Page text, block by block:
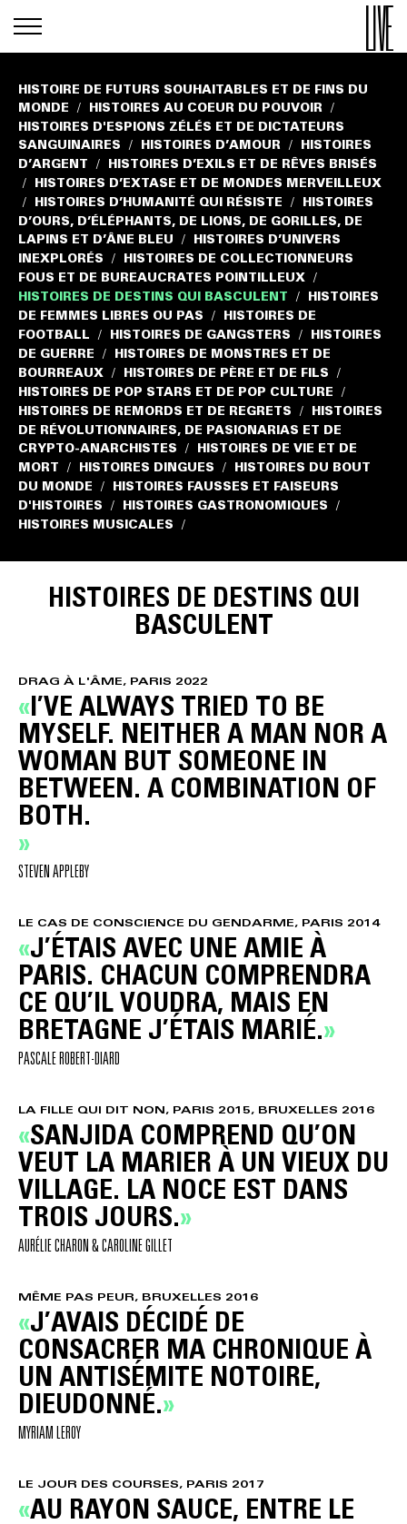
HISTOIRE DE FUTURS SOUHAITABLES ET DE FINS DU
MONDE
/ HISTOIRES AU COEUR DU POUVOIR /
HISTOIRES D'ESPIONS ZÉLÉS ET DE DICTATEURS
SANGUINAIRES
/ HISTOIRES D’AMOUR /
HISTOIRES
D’ARGENT
/ HISTOIRES D’EXILS ET DE RÊVES BRISÉS
/ HISTOIRES D’EXTASE ET DE MONDES MERVEILLEUX
/ HISTOIRES D’HUMANITÉ QUI RÉSISTE /
HISTOIRES
D’OURS, D’ÉLÉPHANTS, DE LIONS, DE GORILLES, DE
LAPINS ET D’ÂNE BLEU
/
HISTOIRES D’UNIVERS
INEXPLORÉS
/
HISTOIRES DE COLLECTIONNEURS
FOUS ET DE BUREAUCRATES POINTILLEUX /
HISTOIRES DE DESTINS QUI BASCULENT /
HISTOIRES
DE FEMMES LIBRES OU PAS
/
HISTOIRES DE
FOOTBALL
/ HISTOIRES DE GANGSTERS /
HISTOIRES
DE GUERRE
/
HISTOIRES DE MONSTRES ET DE
BOURREAUX / HISTOIRES DE PÈRE ET DE FILS /
HISTOIRES DE POP STARS ET DE POP CULTURE /
HISTOIRES DE REMORDS ET DE REGRETS /
HISTOIRES
DE RÉVOLUTIONNAIRES, DE PASIONARIAS ET DE
CRYPTO-ANARCHISTES
/
HISTOIRES DE VIE ET DE
MORT
/ HISTOIRES DINGUES /
HISTOIRES DU BOUT
DU MONDE
/
HISTOIRES FAUSSES ET FAISEURS
D'HISTOIRES
/ HISTOIRES GASTRONOMIQUES /
HISTOIRES MUSICALES /
HISTOIRES DE DESTINS QUI
BASCULENT
DRAG À L'ÂME, PARIS 2022
I’VE ALWAYS TRIED TO BE
MYSELF. NEITHER A MAN NOR A
WOMAN BUT SOMEONE IN
BETWEEN. A COMBINATION OF
BOTH.
STEVEN APPLEBY
LE CAS DE CONSCIENCE DU GENDARME, PARIS 2014
J’ÉTAIS AVEC UNE AMIE À
PARIS. CHACUN COMPRENDRA
CE QU’IL VOUDRA, MAIS EN
BRETAGNE J’ÉTAIS MARIÉ.
PASCALE ROBERT-DIARD
LA FILLE QUI DIT NON, PARIS 2015, BRUXELLES 2016
SANJIDA COMPREND QU’ON
VEUT LA MARIER À UN VIEUX DU
VILLAGE. LA NOCE EST DANS
TROIS JOURS.
AURÉLIE CHARON & CAROLINE GILLET
MÊME PAS PEUR, BRUXELLES 2016
J’AVAIS DÉCIDÉ DE
CONSACRER MA CHRONIQUE À
UN ANTISÉMITE NOTOIRE,
DIEUDONNÉ.
MYRIAM LEROY
LE JOUR DES COURSES, PARIS 2017
AU RAYON SAUCE, ENTRE LE